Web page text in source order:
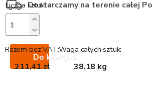
Dostarczamy na terenie całej
Do koszyka
Waga całych sztuk:
38,18 kg
Razem bez VAT:
211,41 zł